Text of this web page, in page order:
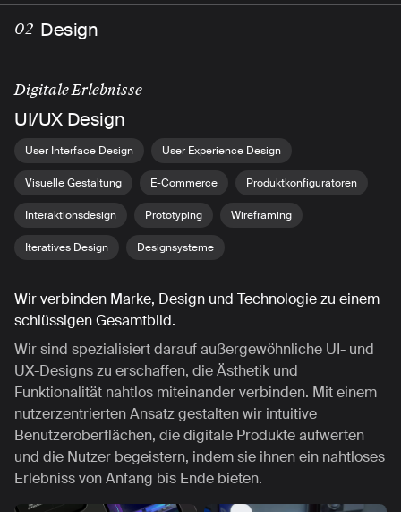
02 Design
Digitale Erlebnisse
UI/UX Design
User Interface Design User Experience Design
Visuelle Gestaltung E-Commerce Produktkonfiguratoren
Interaktionsdesign Prototyping Wireframing
Iteratives Design Designsysteme
Wir verbinden Marke, Design und Technologie zu einem
schlüssigen Gesamtbild.
Wir sind spezialisiert darauf außergewöhnliche UI- und
UX-Designs zu erschaffen, die Ästhetik und
Funktionalität nahtlos miteinander verbinden. Mit einem
nutzerzentrierten Ansatz gestalten wir intuitive
Benutzeroberflächen, die digitale Produkte aufwerten
und die Nutzer begeistern, indem sie ihnen ein nahtloses
Erlebniss von Anfang bis Ende bieten.